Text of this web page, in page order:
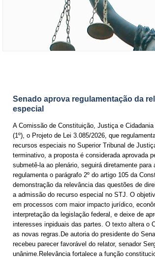
Senado aprova regulamentação da
especial
A Comissão de Constituição, Justiça e
(1º), o Projeto de Lei 3.085/2026, que
recursos especiais no Superior Tribunal de
terminativo, a proposta é considerada aprovada
submetê-la ao plenário, seguirá diretamente
regulamenta o parágrafo 2º do artigo 105 da
demonstração da relevância das questões de
a admissão do recurso especial no STJ. O
em processos com maior impacto jurídico,
interpretação da legislação federal, e deixe de
interesses inpiduais das partes. O texto altera o
as novas regras.De autoria do presidente do
recebeu parecer favorável do relator, senador
unânime.Relevância fortalece a função